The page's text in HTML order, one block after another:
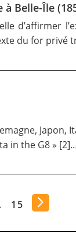
Belle-Île
d’affirmer
du for privé
in the G8 »
15